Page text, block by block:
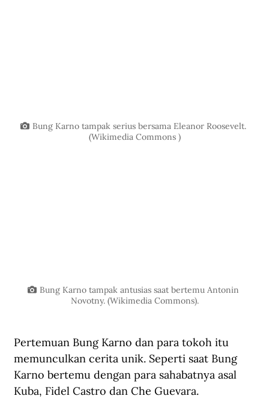
Bung Karno tampak serius bersama Eleanor Roosevelt.
(Wikimedia Commons )
Bung Karno tampak antusias saat bertemu Antonin
Novotny. (Wikimedia Commons).
Pertemuan Bung Karno dan para tokoh itu
memunculkan cerita unik. Seperti saat Bung
Karno bertemu dengan para sahabatnya asal
Kuba, Fidel Castro dan Che Guevara.